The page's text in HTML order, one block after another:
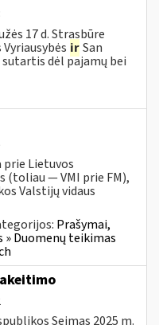
17 d. Strasbūre
irSan
dėl pajamų bei
prie Lietuvos
(toliau — VMI prie FM),
Valstijų vidaus
Prašymai,
Duomenų teikimas
Seimas 2025 m.